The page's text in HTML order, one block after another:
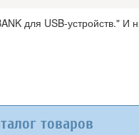
для USB-устройств."
товаров